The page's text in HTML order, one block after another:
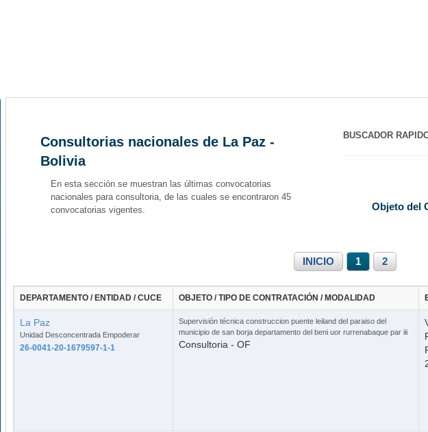
2
2
Consultorias nacionales de La Paz -
Bolivia
En esta sección se muestran las últimas convocatorias
nacionales para consultoria, de las cuales se encontraron 45
convocatorias vigentes.
BUSCADOR
Objeto del
INICIO 1 2
DEPARTAMENTO / ENTIDAD / CUCE OBJETO / TIPO DE CONTRATACIÓN / MODALIDAD
La Paz
Unidad Desconcentrada Empoderar
26-0041-20-1679597-1-1
Supervisión técnica construccion puente leiland del paraiso del
municipio de san borja departamento del beni uor rurrenabaque par iii
Consultoria - OF